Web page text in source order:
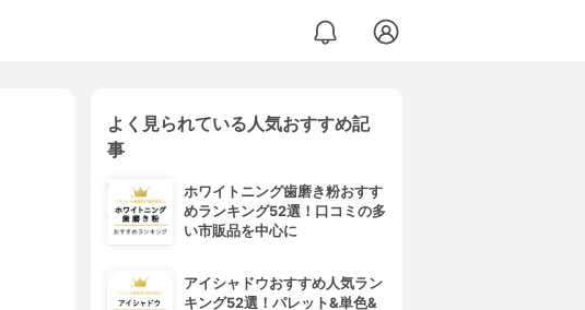
よく見られている人気おすすめ記
事
ホワイトニング歯磨き粉おすす
めランキング52選！口コミの多
い市販品を中心に
アイシャドウおすすめ人気ラン
キング52選！パレット&単色&